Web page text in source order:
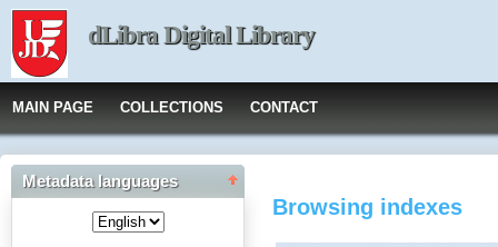
dLibra Digital Library
MAIN PAGE COLLECTIONS CONTACT
Metadata languages
Browsing indexes